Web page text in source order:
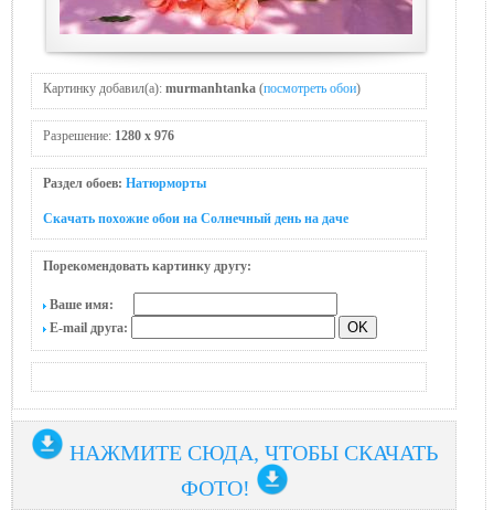
Картинку добавил(а): murmanhtanka (посмотреть обои)
Разрешение: 1280 x 976
Раздел обоев: Натюрморты
Скачать похожие обои на Солнечный день на даче
Порекомендовать картинку другу:
Ваше имя:
E-mail друга:
НАЖМИТЕ СЮДА, ЧТОБЫ СКАЧАТЬ
ФОТО!